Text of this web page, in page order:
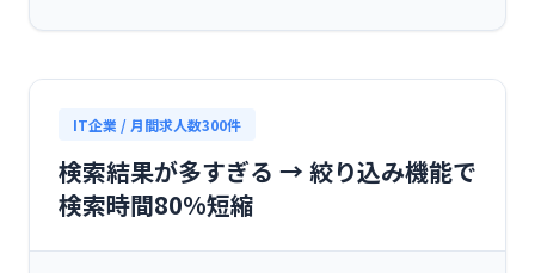
IT企業 / 月間求人数300件
検索結果が多すぎる → 絞り込み機能で
検索時間80%短縮